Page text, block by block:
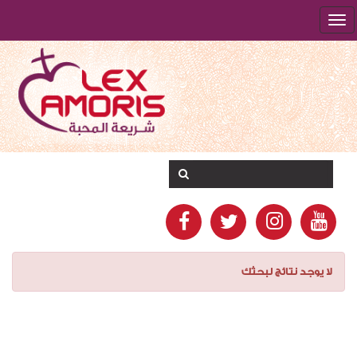
لا يوجد نتائج لبحثك